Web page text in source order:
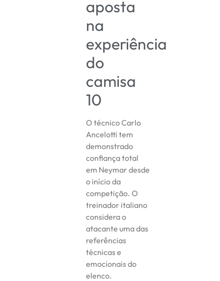
aposta
na
experiência
do
camisa
10
O técnico Carlo
Ancelotti tem
demonstrado
confiança total
em Neymar desde
o início da
competição. O
treinador italiano
considera o
atacante uma das
referências
técnicas e
emocionais do
elenco.